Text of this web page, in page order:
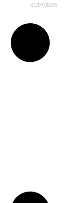
01/07/2025